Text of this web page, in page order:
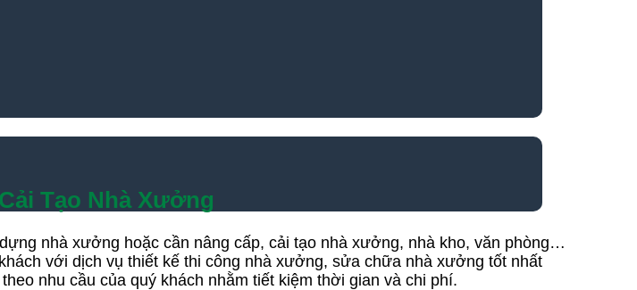
Tạo Nhà Xưởng
nhà xưởng hoặc cần nâng cấp, cải tạo nhà xưởng, nhà kho, văn phòng…
với dịch vụ thiết kế thi công nhà xưởng, sửa chữa nhà xưởng tốt nhất
nhu cầu của quý khách nhằm tiết kiệm thời gian và chi phí.